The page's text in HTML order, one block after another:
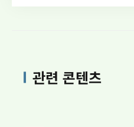
관련 콘텐츠